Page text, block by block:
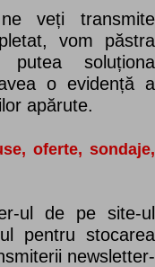
veți transmite
vom păstra
soluționa
o evidență a
apărute.
oferte, sondaje,
ul de pe site-ul
pentru stocarea
newsletter-